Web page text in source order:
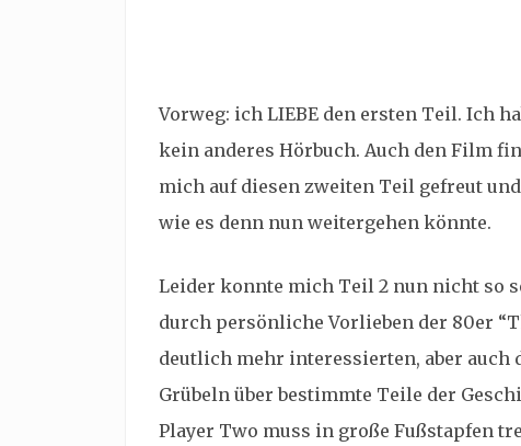
Vorweg: ich LIEBE den ersten Teil. Ich
kein anderes Hörbuch. Auch den Film
mich auf diesen zweiten Teil gefreut
wie es denn nun weitergehen könnte.
Leider konnte mich Teil 2 nun nicht so
durch persönliche Vorlieben der 80er
deutlich mehr interessierten, aber auch
Grübeln über bestimmte Teile der
Player Two muss in große Fußstapfen